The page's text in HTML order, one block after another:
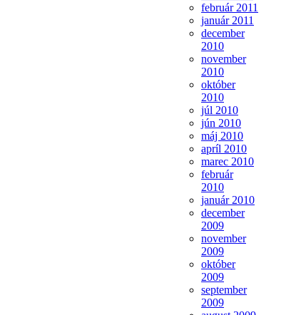
február 2011
január 2011
december
2010
november
2010
október
2010
júl 2010
jún 2010
máj 2010
apríl 2010
marec 2010
február
2010
január 2010
december
2009
november
2009
október
2009
september
2009